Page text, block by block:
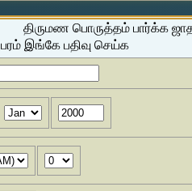
திருமண பொருத்தம் பார்க்க
இங்கே பதிவு செய்க